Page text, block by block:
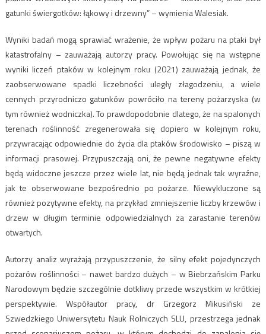
gatunki świergotków: łąkowy i drzewny” – wymienia Walesiak.
Wyniki badań mogą sprawiać wrażenie, że wpływ pożaru na ptaki był
katastrofalny – zauważają autorzy pracy. Powołując się na wstępne
wyniki liczeń ptaków w kolejnym roku (2021) zauważają jednak, że
zaobserwowane spadki liczebności uległy złagodzeniu, a wiele
cennych przyrodniczo gatunków powróciło na tereny pożarzyska (w
tym również wodniczka). To prawdopodobnie dlatego, że na spalonych
terenach roślinność zregenerowała się dopiero w kolejnym roku,
przywracając odpowiednie do życia dla ptaków środowisko – piszą w
informacji prasowej. Przypuszczają oni, że pewne negatywne efekty
będą widoczne jeszcze przez wiele lat, nie będą jednak tak wyraźne,
jak te obserwowane bezpośrednio po pożarze. Niewykluczone są
również pozytywne efekty, na przykład zmniejszenie liczby krzewów i
drzew w długim terminie odpowiedzialnych za zarastanie terenów
otwartych.
Autorzy analiz wyrażają przypuszczenie, że silny efekt pojedynczych
pożarów roślinności – nawet bardzo dużych – w Biebrzańskim Parku
Narodowym będzie szczególnie dotkliwy przede wszystkim w krótkiej
perspektywie. Współautor pracy, dr Grzegorz Mikusiński ze
Szwedzkiego Uniwersytetu Nauk Rolniczych SLU, przestrzega jednak